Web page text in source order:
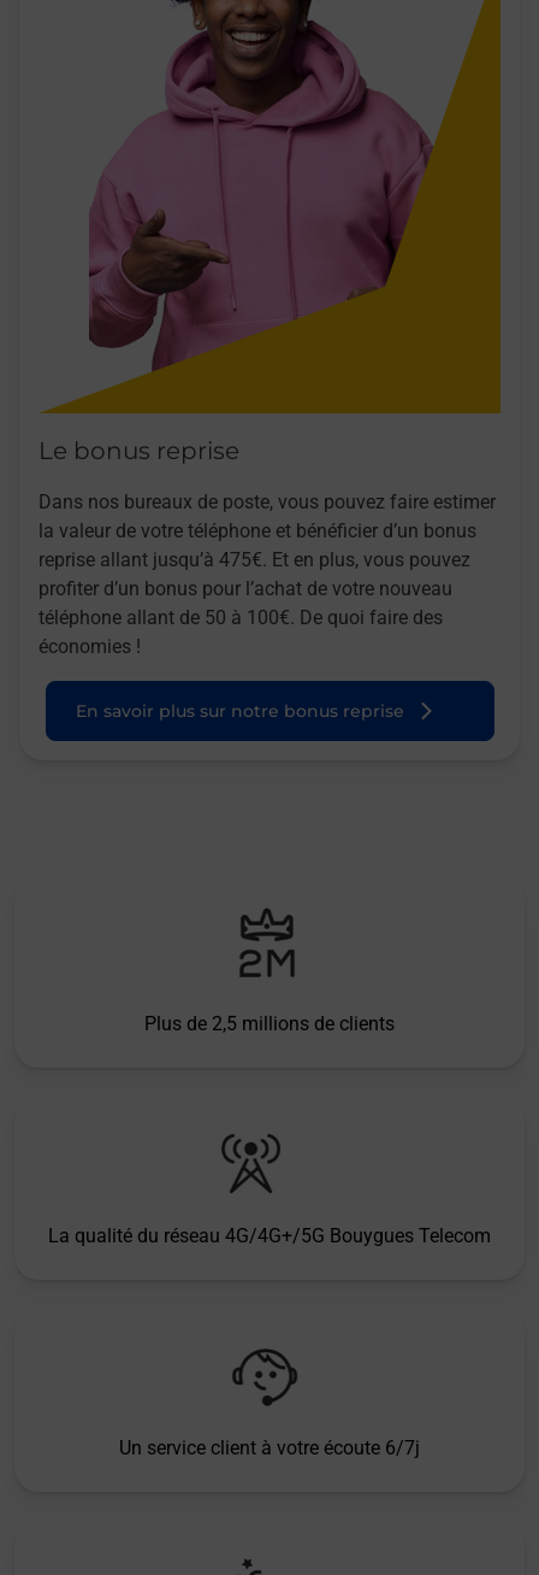
Le bonus reprise
Dans nos bureaux de poste, vous pouvez faire estimer
la valeur de votre téléphone et bénéficier d’un bonus
reprise allant jusqu’à 475€. Et en plus, vous pouvez
profiter d’un bonus pour l’achat de votre nouveau
téléphone allant de 50 à 100€. De quoi faire des
économies !
En savoir plus sur notre bonus reprise
Plus de 2,5 millions de clients
La qualité du réseau 4G/4G+/5G Bouygues Telecom
Un service client à votre écoute 6/7j